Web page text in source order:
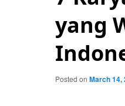
yang
Posted on March 14,